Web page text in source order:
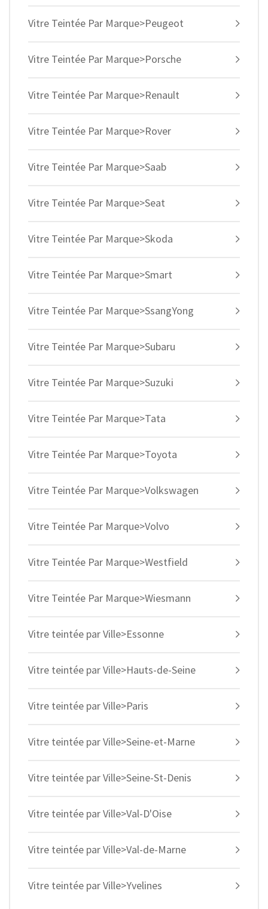
Vitre Teintée Par Marque>Peugeot
Vitre Teintée Par Marque>Porsche
Vitre Teintée Par Marque>Renault
Vitre Teintée Par Marque>Rover
Vitre Teintée Par Marque>Saab
Vitre Teintée Par Marque>Seat
Vitre Teintée Par Marque>Skoda
Vitre Teintée Par Marque>Smart
Vitre Teintée Par Marque>SsangYong
Vitre Teintée Par Marque>Subaru
Vitre Teintée Par Marque>Suzuki
Vitre Teintée Par Marque>Tata
Vitre Teintée Par Marque>Toyota
Vitre Teintée Par Marque>Volkswagen
Vitre Teintée Par Marque>Volvo
Vitre Teintée Par Marque>Westfield
Vitre Teintée Par Marque>Wiesmann
Vitre teintée par Ville>Essonne
Vitre teintée par Ville>Hauts-de-Seine
Vitre teintée par Ville>Paris
Vitre teintée par Ville>Seine-et-Marne
Vitre teintée par Ville>Seine-St-Denis
Vitre teintée par Ville>Val-D'Oise
Vitre teintée par Ville>Val-de-Marne
Vitre teintée par Ville>Yvelines